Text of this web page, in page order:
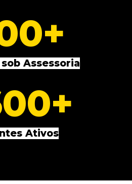
+
Assessoria
+
Ativos